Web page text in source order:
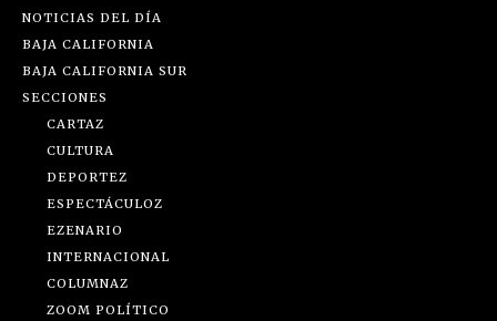
NOTICIAS DEL DÍA
BAJA CALIFORNIA
BAJA CALIFORNIA SUR
SECCIONES
CARTAZ
CULTURA
DEPORTEZ
ESPECTÁCULOZ
EZENARIO
INTERNACIONAL
COLUMNAZ
ZOOM POLÍTICO